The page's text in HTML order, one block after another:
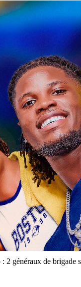
2 généraux de brigade